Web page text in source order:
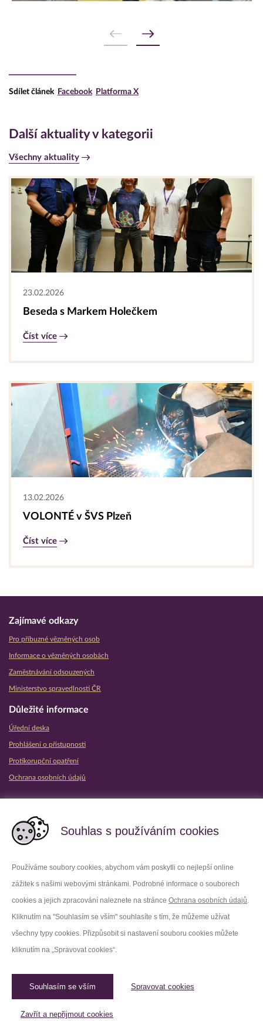
Souhlas s používáním cookies
Používáme soubory cookies, abychom vám poskytli co nejlepší online
zážitek s našimi webovými stránkami. Podrobné informace o souborech
cookies a jejich zpracování naleznete na stránce Ochrana osobních údajů.
Kliknutím na "Souhlasím se vším" souhlasíte s tím, že můžeme užívat
všechny typy cookies. Přizpůsobit si nastavení souboru cookies můžete
kliknutím na „Spravovat cookies“.
Souhlasím se vším Spravovat cookies
Zavřít a nepřijmout cookies
Sdílet článek Facebook Platforma X
Další aktuality v kategorii
Všechny aktuality
23.02.2026
Beseda s Markem Holečkem
Číst více
13.02.2026
VOLONTÉ v ŠVS Plzeň
Číst více
Zajímavé odkazy
Pro příbuzné vězněných osob
Informace o vězněných osobách
Zaměstnávání odsouzených
Ministerstvo spravedlnosti ČR
Důležité informace
Úřední deska
Prohlášení o přístupnosti
Protikorupční opatření
Ochrana osobních údajů
Facebook Youtube
LinkedIn
Spravovat cookies